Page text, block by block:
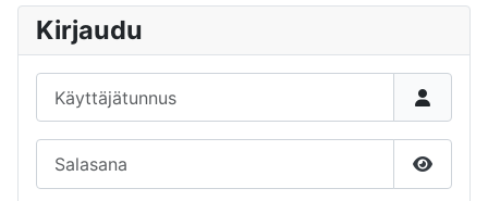
Kirjaudu
Näytä